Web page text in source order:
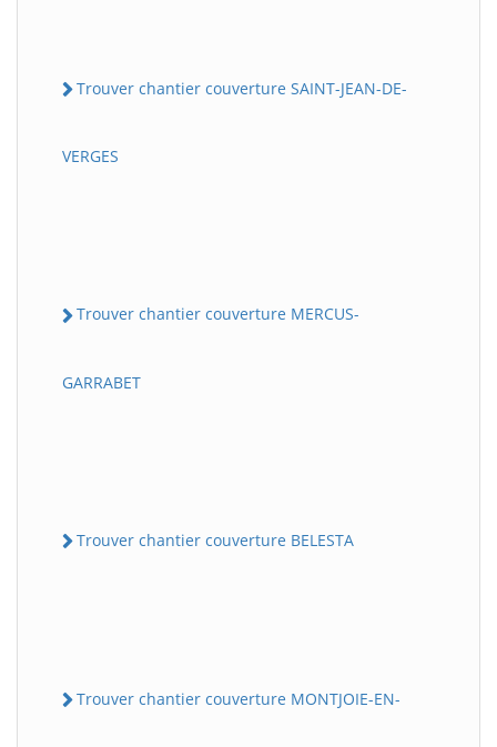
Trouver chantier couverture SAINT-JEAN-DE-
VERGES
Trouver chantier couverture MERCUS-
GARRABET
Trouver chantier couverture BELESTA
Trouver chantier couverture MONTJOIE-EN-